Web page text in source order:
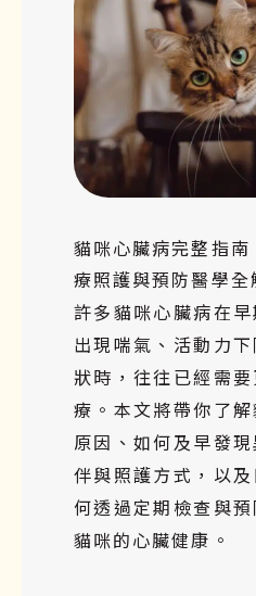
貓咪心臟病完整指
療照護與預防醫學全
許多貓咪心臟病在
出現喘氣、活動力
狀時，往往已經需
療。本文將帶你了
原因、如何及早發
伴與照護方式，以
何透過定期檢查與
貓咪的心臟健康。